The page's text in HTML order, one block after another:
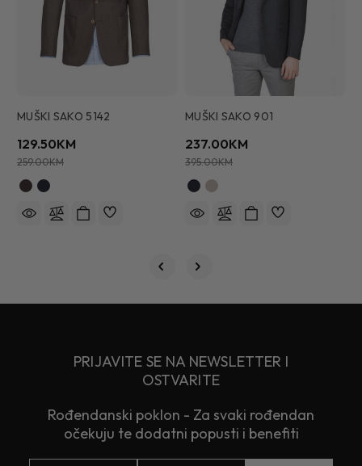
MUŠKI SAKO 5142
129.50KM
259.00KM
MUŠKI SAKO 901
237.00KM
395.00KM
PRIJAVITE SE NA NEWSLETTER I
OSTVARITE
Rođendanski poklon - Za svaki rođendan
očekuju te dodatni popusti i benefiti